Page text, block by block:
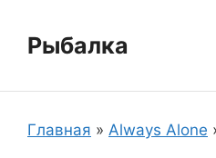
содержимому
Рыбалка
Главная » Always Alone